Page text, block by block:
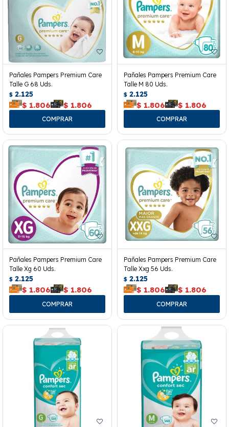
Pañales Pampers Premium Care
Talle G 68 Uds.
$ 2.125
$ 1.806 $ 1.806
Pañales Pampers Premium Care
Talle M 80 Uds.
$ 2.125
$ 1.806 $ 1.806
Pañales Pampers Premium Care
Talle Xg 60 Uds.
$ 2.125
$ 1.806 $ 1.806
Pañales Pampers Premium Care
Talle Xxg 56 Uds.
$ 2.125
$ 1.806 $ 1.806